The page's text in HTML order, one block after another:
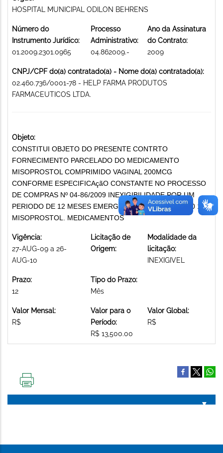
HOSPITAL MUNICIPAL ODILON BEHRENS
Número do
Instrumento Jurídico:
01.2009.2301.0965
Processo
Administrativo:
04.862009.-
Ano da Assinatura
do Contrato:
2009
CNPJ/CPF do(a) contratado(a) - Nome do(a) contratado(a):
02.460.736/0001-78 - HELP FARMA PRODUTOS
FARMACEUTICOS LTDA.
Objeto:
CONSTITUI OBJETO DO PRESENTE CONTRTO
FORNECIMENTO PARCELADO DO MEDICAMENTO
MISOPROSTOL COMPRIMIDO VAGINAL 200MCG
CONFORME ESPECIFICAçãO CONSTANTE NO PROCESSO
DE COMPRAS Nº 04-86/2009 INEXIGIBILIDADE POR UM
PERIODO DE 12 MESES EMERGENCIAL ITEM GANHO 0 1
MISOPROSTOL. MEDICAMENTOS
Vigência:
27-AUG-09 a 26-
AUG-10
Licitação de
Origem:
Modalidade da
licitação:
INEXIGIVEL
Prazo:
12
Tipo do Prazo:
Mês
Valor Mensal:
R$
Valor para o
Período:
R$ 13,500.00
Valor Global:
R$
PÁGINA